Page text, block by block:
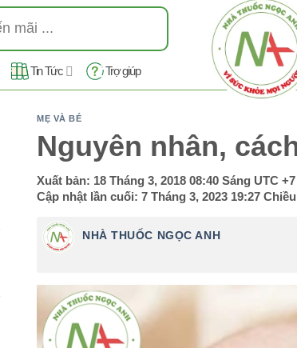
Tin Tức Trợ giúp
MẸ VÀ BÉ
Nguyên nhân,
Xuất bản: 18 Tháng 3, 2018 08:40 Sáng UTC +7
Cập nhật lần cuối: 7 Tháng 3, 2023 19:27 Chiều
NHÀ THUỐC NGỌC ANH